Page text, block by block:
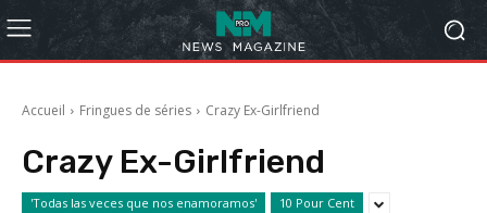
Accueil Fringues de séries Crazy Ex-Girlfriend
Crazy Ex-Girlfriend
'Todas las veces que nos enamoramos' 10 Pour Cent